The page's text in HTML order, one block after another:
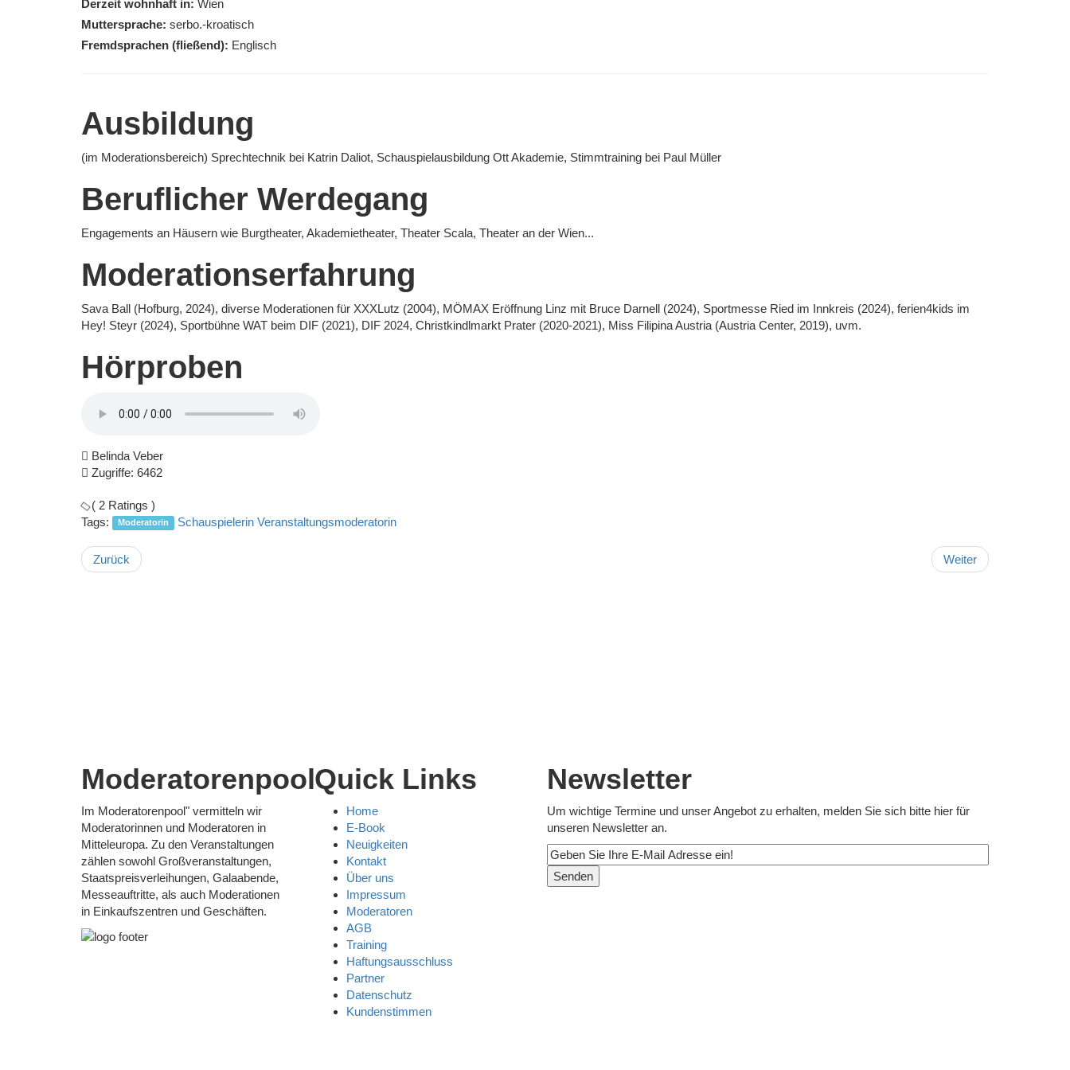
Derzeit wohnhaft in: Wien
Muttersprache: serbo.-kroatisch
Fremdsprachen (fließend): Englisch
Ausbildung
(im Moderationsbereich) Sprechtechnik bei Katrin Daliot, Schauspielausbildung Ott Akademie, Stimmtraining bei Paul Müller
Beruflicher Werdegang
Engagements an Häusern wie Burgtheater, Akademietheater, Theater Scala, Theater an der Wien...
Moderationserfahrung
Sava Ball (Hofburg, 2024), diverse Moderationen für XXXLutz (2004), MÖMAX Eröffnung Linz mit Bruce Darnell (2024), Sportmesse Ried im Innkreis (2024), ferien4kids im
Hey! Steyr (2024), Sportbühne WAT beim DIF (2021), DIF 2024, Christkindlmarkt Prater (2020-2021), Miss Filipina Austria (Austria Center, 2019), uvm.
Hörproben
Belinda Veber
Zugriffe: 6462
( 2 Ratings )
Tags:
Moderatorin Schauspielerin Veranstaltungsmoderatorin
Zurück Weiter
Moderatorenpool
Im Moderatorenpool" vermitteln wir
Moderatorinnen und Moderatoren in
Mitteleuropa. Zu den Veranstaltungen
zählen sowohl Großveranstaltungen,
Staatspreisverleihungen, Galaabende,
Messeauftritte, als auch Moderationen
in Einkaufszentren und Geschäften.
Quick Links
Home
E-Book
Neuigkeiten
Kontakt
Über uns
Impressum
Moderatoren
AGB
Training
Haftungsausschluss
Partner
Datenschutz
Kundenstimmen
Newsletter
Um wichtige Termine und unser Angebot zu erhalten, melden Sie sich bitte hier für
unseren Newsletter an.
Senden